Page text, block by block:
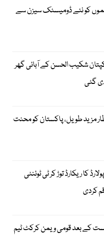
کو نئے ڈومیسٹک سیزن سے
شکیب الحسن کے آبائی گھر
گئی
مزید طویل، پاکستان کو محنت
کا ریکارڈ توڑ کر ٹی ٹوئنٹی
کردی
کے بعد قومی ویمن کرکٹ ٹیم